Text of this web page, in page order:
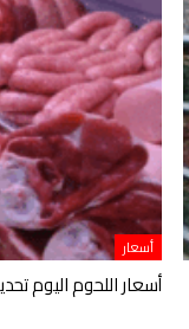
أسعار
أسعار اللحوم اليوم